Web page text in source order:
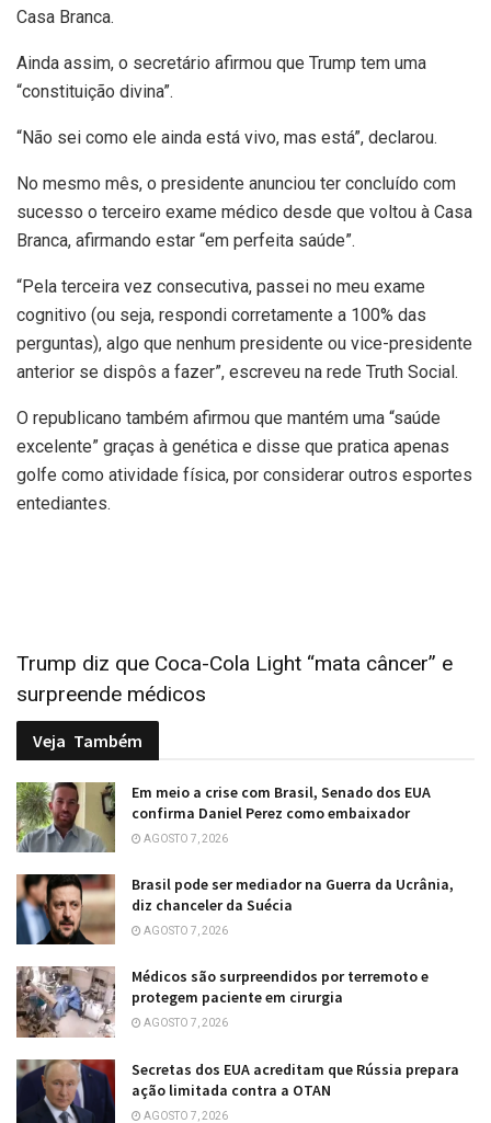
Casa Branca.
Ainda assim, o secretário afirmou que Trump tem uma
“constituição divina”.
“Não sei como ele ainda está vivo, mas está”, declarou.
No mesmo mês, o presidente anunciou ter concluído com
sucesso o terceiro exame médico desde que voltou à Casa
Branca, afirmando estar “em perfeita saúde”.
“Pela terceira vez consecutiva, passei no meu exame
cognitivo (ou seja, respondi corretamente a 100% das
perguntas), algo que nenhum presidente ou vice-presidente
anterior se dispôs a fazer”, escreveu na rede Truth Social.
O republicano também afirmou que mantém uma “saúde
excelente” graças à genética e disse que pratica apenas
golfe como atividade física, por considerar outros esportes
entediantes.
Trump diz que Coca-Cola Light “mata câncer” e
surpreende médicos
Veja Também
Em meio a crise com Brasil, Senado dos EUA
confirma Daniel Perez como embaixador
AGOSTO 7, 2026
Brasil pode ser mediador na Guerra da Ucrânia,
diz chanceler da Suécia
AGOSTO 7, 2026
Médicos são surpreendidos por terremoto e
protegem paciente em cirurgia
AGOSTO 7, 2026
Secretas dos EUA acreditam que Rússia prepara
ação limitada contra a OTAN
AGOSTO 7, 2026